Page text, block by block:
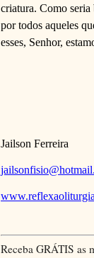
criatura. Como seria
por todos aqueles
esses, Senhor,
Jailson Ferreira
Receba GRÁTIS as